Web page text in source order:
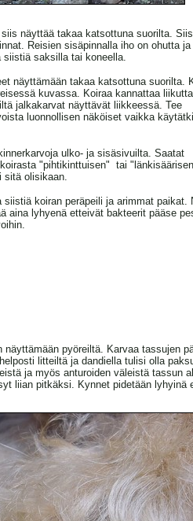
näyttää takaa katsottuna suorilta.
Reisien sisäpinnalla iho on ohutta ja
siistiä saksilla tai koneella.
näyttämään takaa katsottuna suorilta.
kuvassa. Koiraa kannattaa
jalkakarvat näyttävät liikkeessä. Tee
luonnollisen näköiset vaikka
ulko- ja sisäsivuilta. Saatat
"pihtikinttuisen" tai
olisikaan.
siistiä koiran peräpeili ja arimmat paikat.
aina lyhyenä etteivät bakteerit pääse
näyttämään pyöreiltä. Karvaa tassujen
litteiltä ja dandiella tulisi olla
ja myös anturoiden väleistä tassun
liian pitkäksi. Kynnet pidetään lyhyinä